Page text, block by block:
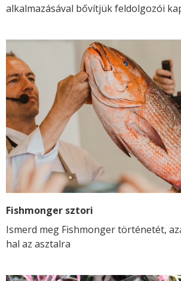
alkalmazásával bővítjük feldolgozói
Fishmonger sztori
Ismerd meg Fishmonger történetét,
hal az asztalra